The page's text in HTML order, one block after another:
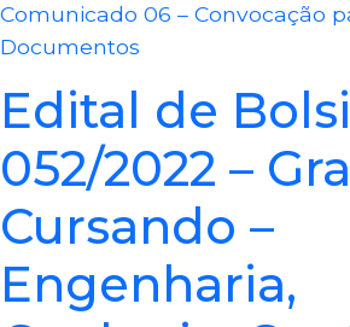
Comunicado 06 – Convocação
Documentos
Edital de
052/2022 –
Cursando –
Engenharia,